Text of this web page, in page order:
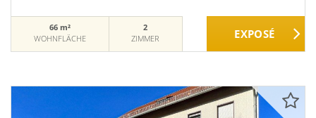
66 m²
WOHNFLÄCHE
2
ZIMMER